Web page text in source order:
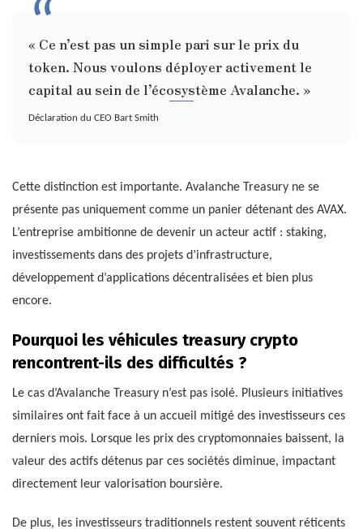
« Ce n’est pas un simple pari sur le prix du
token. Nous voulons déployer activement le
capital au sein de l’écosystème Avalanche. »
Déclaration du CEO Bart Smith
Cette distinction est importante. Avalanche Treasury ne se
présente pas uniquement comme un panier détenant des AVAX.
L’entreprise ambitionne de devenir un acteur actif : staking,
investissements dans des projets d’infrastructure,
développement d’applications décentralisées et bien plus
encore.
Pourquoi les véhicules treasury crypto
rencontrent-ils des difficultés ?
Le cas d’Avalanche Treasury n’est pas isolé. Plusieurs initiatives
similaires ont fait face à un accueil mitigé des investisseurs ces
derniers mois. Lorsque les prix des cryptomonnaies baissent, la
valeur des actifs détenus par ces sociétés diminue, impactant
directement leur valorisation boursière.
De plus, les investisseurs traditionnels restent souvent réticents